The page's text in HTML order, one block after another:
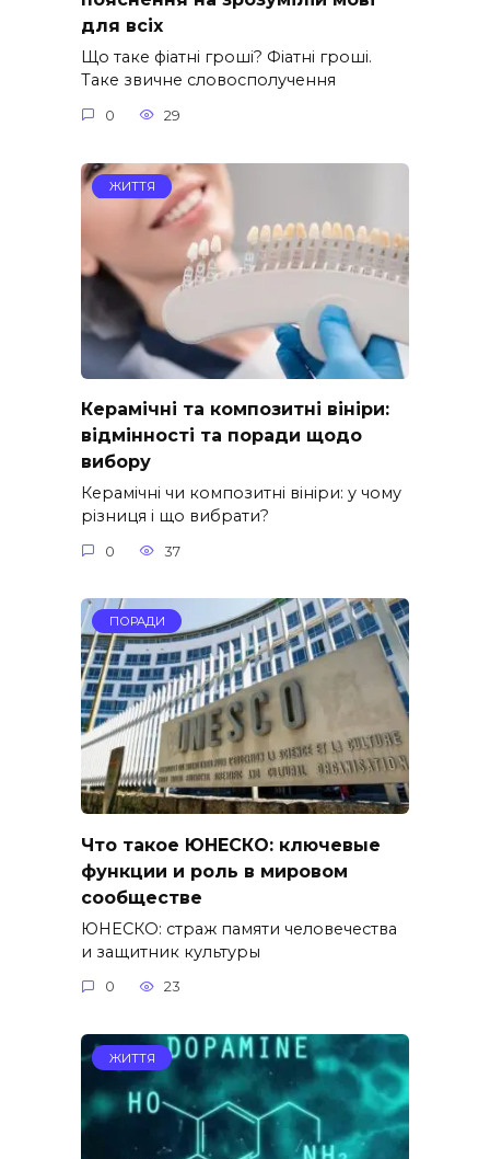
для всіх
Що таке фіатні гроші? Фіатні гроші.
Таке звичне словосполучення
0 29
ЖИТТЯ
Керамічні та композитні вініри:
відмінності та поради щодо
вибору
Керамічні чи композитні вініри: у чому
різниця і що вибрати?
0 37
ПОРАДИ
Что такое ЮНЕСКО: ключевые
функции и роль в мировом
сообществе
ЮНЕСКО: страж памяти человечества
и защитник культуры
0 23
ЖИТТЯ